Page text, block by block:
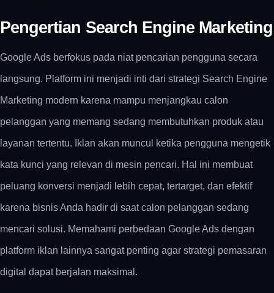
Pengertian Search Engine Marketing
Google Ads berfokus pada niat pencarian pengguna secara
langsung. Platform ini menjadi inti dari strategi Search Engine
Marketing modern karena mampu menjangkau calon
pelanggan yang memang sedang membutuhkan produk atau
layanan tertentu. Iklan akan muncul ketika pengguna mengetik
kata kunci yang relevan di mesin pencari. Hal ini membuat
peluang konversi menjadi lebih cepat, tertarget, dan efektif
karena bisnis Anda hadir di saat calon pelanggan sedang
mencari solusi. Memahami perbedaan Google Ads dengan
platform iklan lainnya sangat penting agar strategi pemasaran
digital dapat berjalan maksimal.